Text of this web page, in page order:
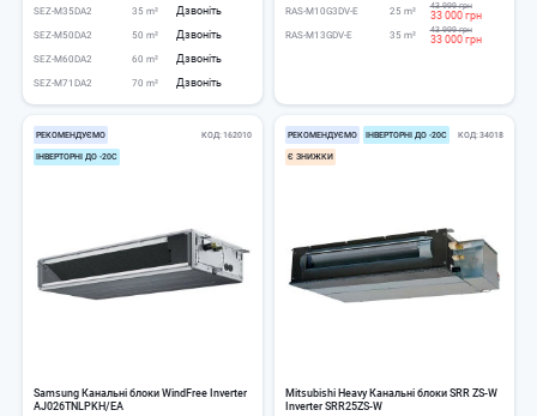
SEZ-M35DA2 35 m² Дзвоніть
SEZ-M50DA2 50 m² Дзвоніть
SEZ-M60DA2 60 m² Дзвоніть
SEZ-M71DA2 70 m² Дзвоніть
RAS-M10G3DV-E 25 m² 43 999 грн
33 000 грн
RAS-M13GDV-E 35 m² 43 999 грн
33 000 грн
РЕКОМЕНДУЄМО
ІНВЕРТОРНІ ДО -20С
КОД 162010
Samsung Канальні блоки WindFree Inverter
AJ026TNLPKH/EA
РЕКОМЕНДУЄМО ІНВЕРТОРНІ ДО -20С
Є ЗНИЖКИ
КОД 34018
Mitsubishi Heavy Канальні блоки SRR ZS-W
Inverter SRR25ZS-W